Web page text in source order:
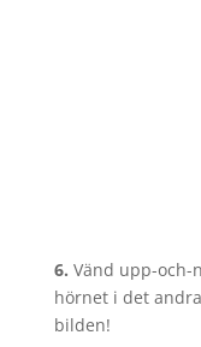
6. Vänd upp-och-
hörnet i det
bilden!